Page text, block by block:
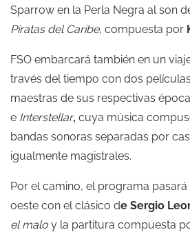
Sparrow en la Perla Negra al son
Piratas del Caribe, compuesta por
FSO embarcará también en un
través del tiempo con dos
maestras de sus respectivas
e Interstellar, cuya música
bandas sonoras separadas por
igualmente magistrales.
Por el camino, el programa
oeste con el clásico de Sergio
el malo y la partitura compuesta